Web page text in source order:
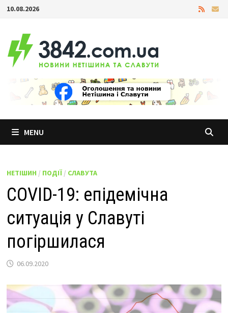
Skip
content
10.08.2026
MENU
НЕТІШИН / ПОДІЇ/ СЛАВУТА
COVID-19: епідемічна
ситуація у Славуті
погіршилася
06.09.2020